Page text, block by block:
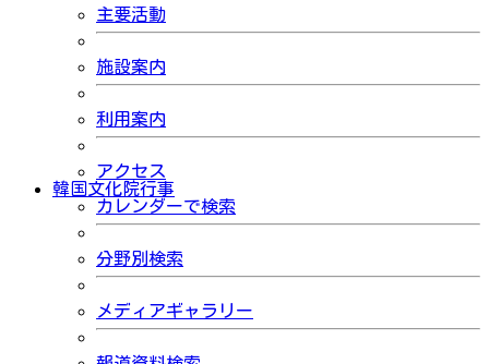
主要活動
施設案内
利用案内
アクセス
韓国文化院行事
カレンダーで検索
分野別検索
メディアギャラリー